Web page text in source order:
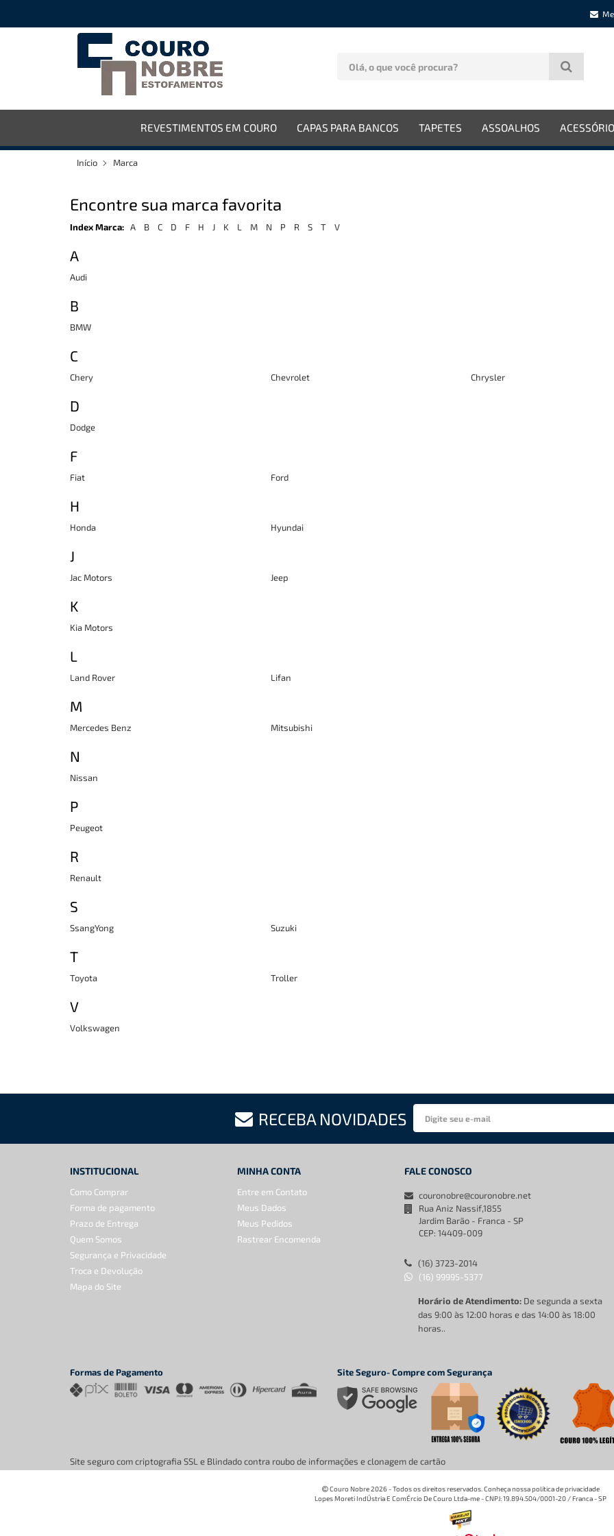
REVESTIMENTOS EM COURO CAPAS PARA BANCOS TAPETES ASSOALHOS
Início Marca
Encontre sua marca favorita
Index Marca: A B C D F H J K L M N P R S T V
A
Audi
B
BMW
C
Chery Chevrolet Chrysler
D
Dodge
F
Fiat Ford
H
Honda Hyundai
J
Jac Motors Jeep
K
Kia Motors
L
Land Rover Lifan
M
Mercedes Benz Mitsubishi
N
Nissan
P
Peugeot
R
Renault
S
SsangYong Suzuki
T
Toyota Troller
V
Volkswagen
RECEBA NOVIDADES
INSTITUCIONAL
Como Comprar
Forma de pagamento
Prazo de Entrega
Quem Somos
Segurança e Privacidade
Troca e Devolução
Mapa do Site
MINHA CONTA
Entre em Contato
Meus Dados
Meus Pedidos
Rastrear Encomenda
FALE CONOSCO
couronobre@couronobre.net
Rua Aniz Nassif,1855
Jardim Barão - Franca - SP
CEP: 14409-009
(16) 3723-2014
(16) 99995-5377
Horário de Atendimento:De segunda a sexta
das 9:00 às 12:00 horas e das 14:00 às 18:00
horas..
Formas de Pagamento Site Seguro- Compre com Segurança
Site seguro com criptografia SSL e Blindado contra roubo de informações e clonagem de cartão
Couro Nobre 2026 - Todos os direitos reservados. Conheça nossa política de privacidade
Lopes Moreti IndÚstria E ComÉrcio De Couro Ltda-me - CNPJ: 19.894.504/0001-20 / Franca - SP